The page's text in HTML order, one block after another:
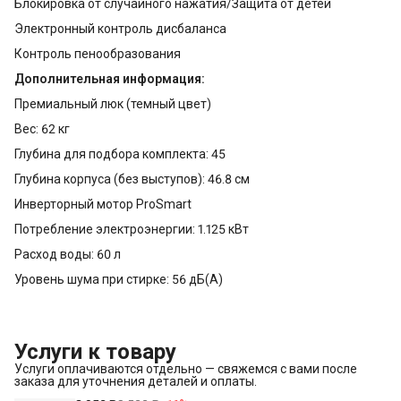
Блокировка от случайного нажатия/Защита от детей
Электронный контроль дисбаланса
Контроль пенообразования
Дополнительная информация:
Премиальный люк (темный цвет)
Вес: 62 кг
Глубина для подбора комплекта: 45
Глубина корпуса (без выступов): 46.8 см
Инверторный мотор ProSmart
Потребление электроэнергии: 1.125 кВт
Расход воды: 60 л
Уровень шума при стирке: 56 дБ(А)
Услуги к товару
Услуги оплачиваются отдельно — свяжемся с вами после
заказа для уточнения деталей и оплаты.